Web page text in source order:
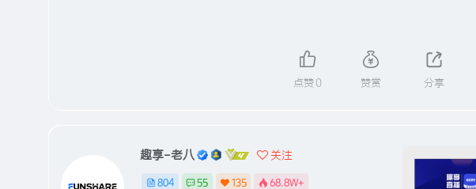
点赞0 赞赏 分享
趣享-老八 关注
804 55 135 68.8W+